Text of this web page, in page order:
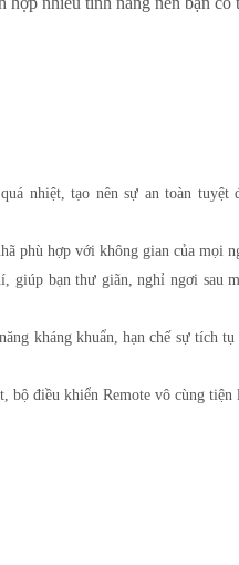
nhiệt, tạo nên sự an toàn tuyệt
phù hợp với không gian của mọi
giúp bạn thư giãn, nghỉ ngơi sau
kháng khuẩn, hạn chế sự tích
bộ điều khiển Remote vô cùng tiện